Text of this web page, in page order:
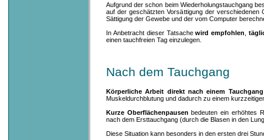
Aufgrund der schon beim Wiederholungstauchgang
auf der geschätzten Vorsättigung der
Sättigung der Gewebe und der vom Computer
In Anbetracht dieser Tatsachewird empfohlen
einen tauchfreien Tag einzulegen.
Nach dem Tauchgang
Körperliche Arbeit direkt nach einem Tauchgang
Muskeldurchblutung und dadurch zu einem
Kurze Oberflächenpausen bedeuten ein erhöhtes
nach dem Ersttauchgang (durch die Blasen in den
Diese Situation kann besonders in den ersten drei